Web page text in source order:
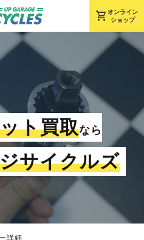
shopping_cart オンライン
ショップ
ト買取なら
サイクルズ
詳細